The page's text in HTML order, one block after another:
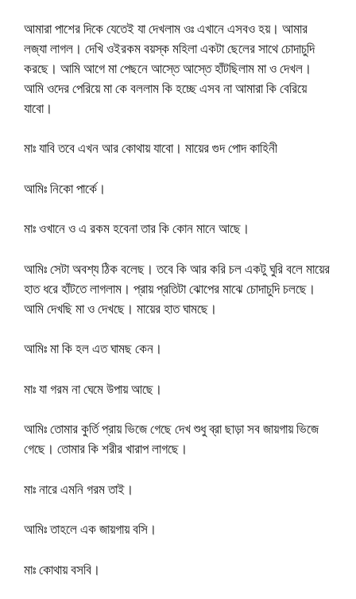
আমারা পাশের দিকে যেতেই যা দেখলাম ওঃ এখানে এসবও হয়। আমার
লজ্যা লাগল। দেখি ওইরকম বয়স্ক মহিলা একটা ছেলের সাথে চোদাচুদি
করছে। আমি আগে মা পেছনে আস্তে আস্তে হাঁটছিলাম মা ও দেখল।
আমি ওদের পেরিয়ে মা কে বললাম কি হচ্ছে এসব না আমারা কি বেরিয়ে
যাবো।
মাঃ যাবি তবে এখন আর কোথায় যাবো। মায়ের গুদ পোদ কাহিনী
আমিঃ নিকো পার্কে।
মাঃ ওখানে ও এ রকম হবেনা তার কি কোন মানে আছে।
আমিঃ সেটা অবশ্য ঠিক বলেছ। তবে কি আর করি চল একটু ঘুরি বলে মায়ের
হাত ধরে হাঁটতে লাগলাম। প্রায় প্রতিটা ঝোপের মাঝে চোদাচুদি চলছে।
আমি দেখছি মা ও দেখছে। মায়ের হাত ঘামছে।
আমিঃ মা কি হল এত ঘামছ কেন।
মাঃ যা গরম না ঘেমে উপায় আছে।
আমিঃ তোমার কুর্তি প্রায় ভিজে গেছে দেখ শুধু ব্রা ছাড়া সব জায়গায় ভিজে
গেছে। তোমার কি শরীর খারাপ লাগছে।
মাঃ নারে এমনি গরম তাই।
আমিঃ তাহলে এক জায়গায় বসি।
মাঃ কোথায় বসবি।